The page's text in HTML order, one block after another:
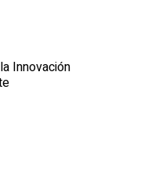
Innovación